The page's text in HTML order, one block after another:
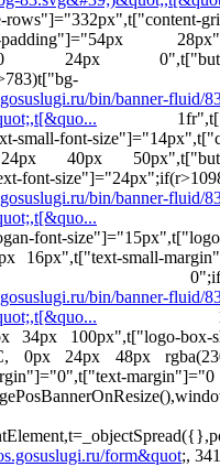
rows"]="332px",t["content-
padding"]="54px
24px 0",t["button-
bin/banner-fluid/
small-font-
40px
font-
bin/banner-fluid/
font-
16px",t["text-small-
bin/banner-fluid/
34px 100px",t["logo-box-
0px 24px 48px
form&quot;,